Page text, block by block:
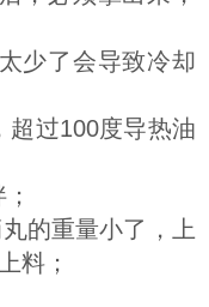
了会导致冷却
过100度导热油
的重量小了，上
料；